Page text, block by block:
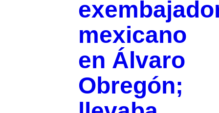
mexicano
en Álvaro
Obregón;